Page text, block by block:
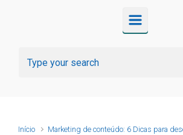
Início
Marketing de conteúdo: 6 Dicas para